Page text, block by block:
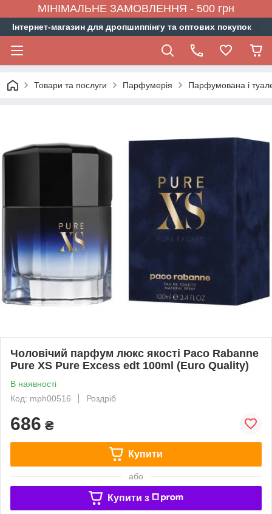
МІНІМАЛЬНЕ ЗАМОВЛЕННЯ - 500 грн
Інтернет-магазин для дропшиппінгу та оптових покупок
Товари та послуги Парфумерія Парфумована і
Чоловічий парфум люкс якості Paco Rabanne
Pure XS Pure Excess edt 100ml (Euro Quality)
В наявності
Код: mph00516
Роздріб
686 ₴
Купити
або
Купити з